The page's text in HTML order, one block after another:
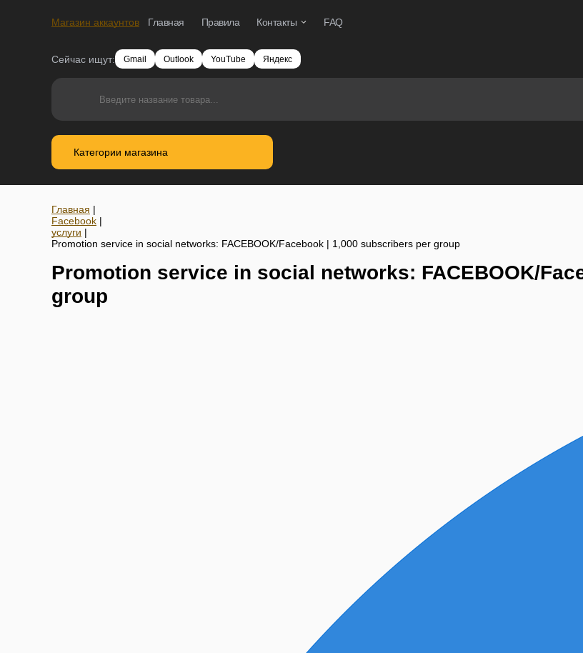
Магазин аккаунтов Главная Правила Контакты FAQ
Сейчас ищут: Gmail Outlook YouTube Яндекс
Категории магазина
Главная |
Facebook |
услуги |
Promotion service in social networks: FACEBOOK/Facebook | 1,000 subscribers per group
Promotion service in social networks: FACEBOOK/
group